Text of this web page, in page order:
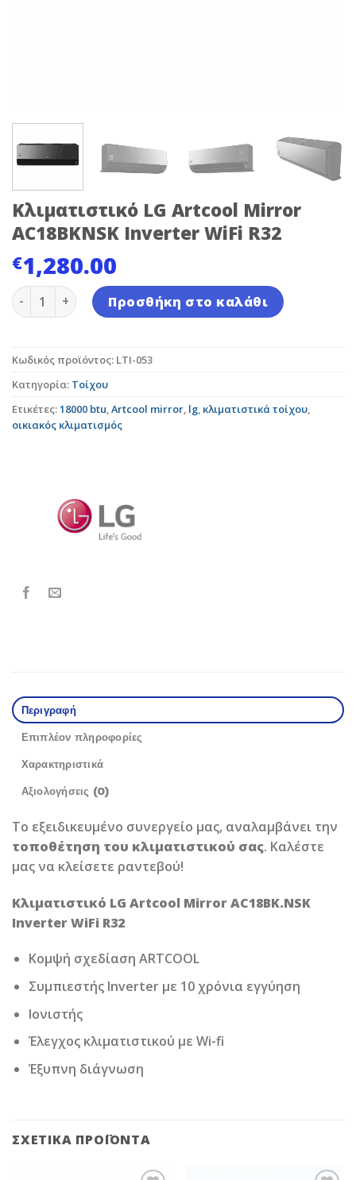
Κλιματιστικό LG Artcool Mirror
AC18BKNSK Inverter WiFi R32
€1,280.00
Κλιματιστικό LG Artcool Mirror AC18BKNSK Inverter
Προσθήκη στο καλάθι
Κωδικός προϊόντος: LTI-053
Κατηγορία: Τοίχου
Ετικέτες:18000 btu,Artcool mirror, lg, κλιματιστικά τοίχου,
οικιακός κλιματισμός
Περιγραφή
Επιπλέον πληροφορίες
Χαρακτηριστικά
Αξιολογήσεις (0)
Το εξειδικευμένο συνεργείο μας, αναλαμβάνει την
τοποθέτηση του κλιματιστικού σας. Καλέστε
μας να κλείσετε ραντεβού!
Κλιματιστικό LG Artcool Mirror AC18BK.NSK
Inverter WiFi R32
Κομψή σχεδίαση ARTCOOL
Συμπιεστής Inverter με 10 χρόνια εγγύηση
Ιονιστής
Έλεγχος κλιματιστικού με Wi-fi
Έξυπνη διάγνωση
ΣΧΕΤΙΚΆ ΠΡΟΪΌΝΤΑ